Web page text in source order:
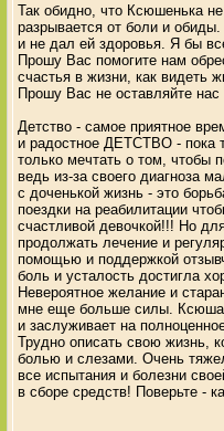
Так обидно, что Ксюшенька
разрывается от боли и
и не дал ей здоровья. Я бы
Прошу Вас помогите нам
счастья в жизни, как видеть
Прошу Вас не оставляйте
Детство - самое приятное
и радостное ДЕТСТВО - пока
только мечтать о том, чтобы
ведь из-за своего диагноза
с доченькой жизнь - это
поездки на реабилитации
счастливой девочкой!!! Но
продолжать лечение и
помощью и поддержкой
боль и усталость достигла
Невероятное желание и
мне еще больше силы. Ксюша
и заслуживает на
Трудно описать свою жизнь,
болью и слезами. Очень
все испытания и болезни
в сборе средств! Поверьте -